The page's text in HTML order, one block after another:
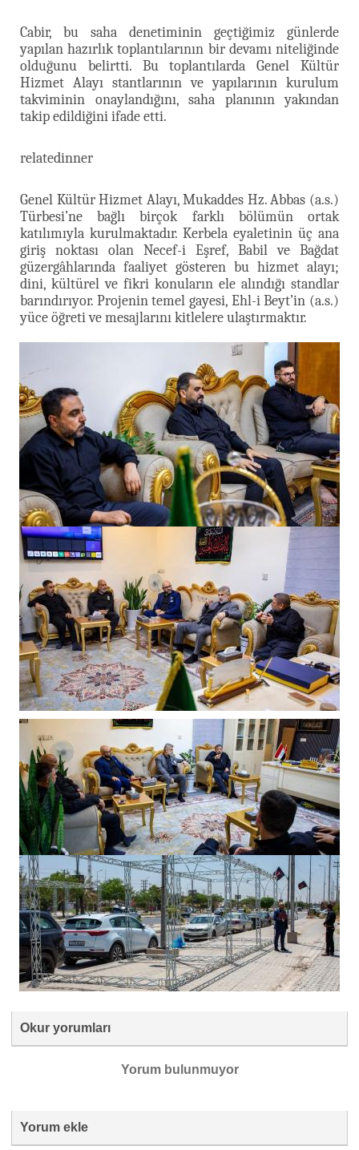
Cabir, bu saha denetiminin geçtiğimiz günlerde
yapılan hazırlık toplantılarının bir devamı niteliğinde
olduğunu belirtti. Bu toplantılarda Genel Kültür
Hizmet Alayı stantlarının ve yapılarının kurulum
takviminin onaylandığını, saha planının yakından
takip edildiğini ifade etti.
relatedinner
Genel Kültür Hizmet Alayı, Mukaddes Hz. Abbas (a.s.)
Türbesi’ne bağlı birçok farklı bölümün ortak
katılımıyla kurulmaktadır. Kerbela eyaletinin üç ana
giriş noktası olan Necef-i Eşref, Babil ve Bağdat
güzergâhlarında faaliyet gösteren bu hizmet alayı;
dini, kültürel ve fikri konuların ele alındığı standlar
barındırıyor. Projenin temel gayesi, Ehl-i Beyt’in (a.s.)
yüce öğreti ve mesajlarını kitlelere ulaştırmaktır.
Okur yorumları
Yorum bulunmuyor
Yorum ekle